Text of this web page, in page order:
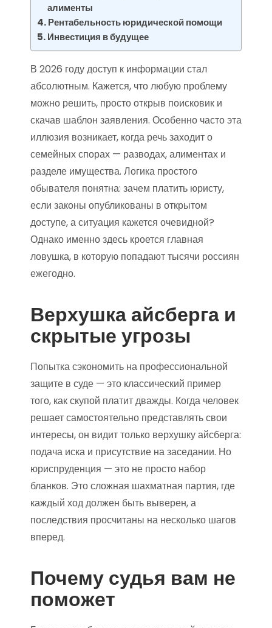
алименты
Рентабельность юридической помощи
Инвестиция в будущее
В 2026 году доступ к информации стал
абсолютным. Кажется, что любую проблему
можно решить, просто открыв поисковик и
скачав шаблон заявления. Особенно часто эта
иллюзия возникает, когда речь заходит о
семейных спорах — разводах, алиментах и
разделе имущества. Логика простого
обывателя понятна: зачем платить юристу,
если законы опубликованы в открытом
доступе, а ситуация кажется очевидной?
Однако именно здесь кроется главная
ловушка, в которую попадают тысячи россиян
ежегодно.
Верхушка айсберга и
скрытые угрозы
Попытка сэкономить на профессиональной
защите в суде — это классический пример
того, как скупой платит дважды. Когда человек
решает самостоятельно представлять свои
интересы, он видит только верхушку айсберга:
подача иска и присутствие на заседании. Но
юриспруденция — это не просто набор
бланков. Это сложная шахматная партия, где
каждый ход должен быть выверен, а
последствия просчитаны на несколько шагов
вперед.
Почему судья вам не
поможет